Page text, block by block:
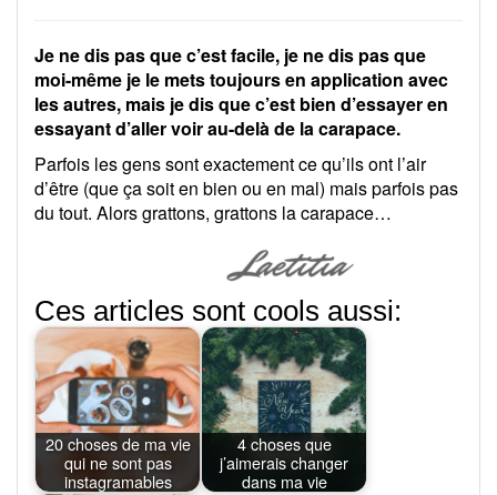
Je ne dis pas que c’est facile, je ne dis pas que
moi-même je le mets toujours en application avec
les autres, mais je dis que c’est bien d’essayer en
essayant d’aller voir au-delà de la carapace.
Parfois les gens sont exactement ce qu’ils ont l’air
d’être (que ça soit en bien ou en mal) mais parfois pas
du tout. Alors grattons, grattons la carapace…
Ces articles sont cools aussi:
20 choses de ma vie
qui ne sont pas
instagramables
4 choses que
j’aimerais changer
dans ma vie